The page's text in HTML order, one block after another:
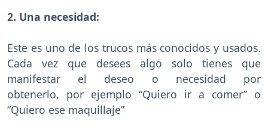
2. Una necesidad:
Este es uno de los trucos más conocidos y usados.
Cada vez que desees algo solo tienes que
manifestar el deseo o necesidad por
obtenerlo, por ejemplo “Quiero ir a comer” o
“Quiero ese maquillaje”